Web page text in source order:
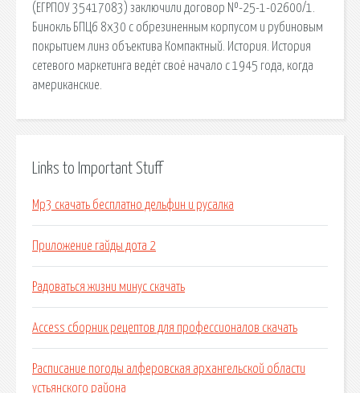
(ЕГРПОУ 35417083) заключили договор №-25-1-02600/1.
Бинокль БПЦ6 8х30 с обрезиненным корпусом и рубиновым
покрытием линз объектива Компактный. История. История
сетевого маркетинга ведёт своё начало с 1945 года, когда
американские.
Links to Important Stuff
Mp3 скачать бесплатно дельфин и русалка
Приложение гайды дота 2
Радоваться жизни минус скачать
Access сборник рецептов для профессионалов скачать
Расписание погоды алферовская архангельской области
устьянского района